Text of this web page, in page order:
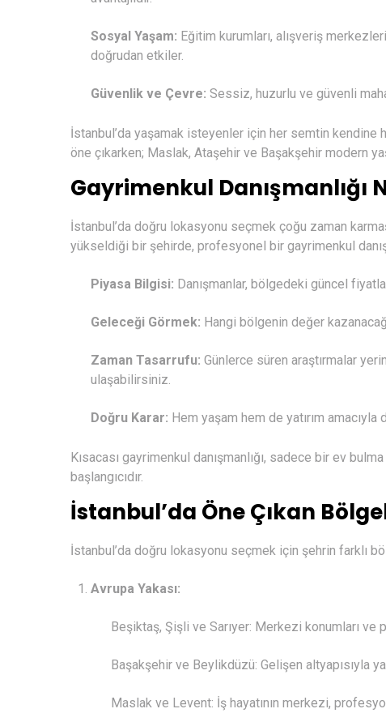
Sosyal Yaşam: Eğitim kurumları, alışveriş
doğrudan etkiler.
Güvenlik ve Çevre: Sessiz, huzurlu ve güvenli
İstanbul’da yaşamak isteyenler için her semtin kendine
öne çıkarken; Maslak, Ataşehir ve Başakşehir modern
Gayrimenkul Danışmanlığı
İstanbul’da doğru lokasyonu seçmek çoğu zaman
yükseldiği bir şehirde, profesyonel bir gayrimenkul
Piyasa Bilgisi: Danışmanlar, bölgedeki güncel
Geleceği Görmek: Hangi bölgenin değer
Zaman Tasarrufu: Günlerce süren araştırmalar
ulaşabilirsiniz.
Doğru Karar: Hem yaşam hem de yatırım
Kısacası gayrimenkul danışmanlığı, sadece bir ev
başlangıcıdır.
İstanbul’da Öne Çıkan
İstanbul’da doğru lokasyonu seçmek için şehrin farklı
Avrupa Yakası:
Beşiktaş, Şişli ve Sarıyer: Merkezi konumları ve
Başakşehir ve Beylikdüzü: Gelişen altyapısıyla
Maslak ve Levent: İş hayatının merkezi,